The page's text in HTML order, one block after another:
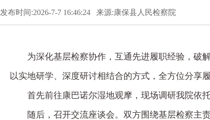
发布时间:2026-7-7 16:46:24 来源:康保县人民检察院
为深化基层检察协作，互通先进履职经验，破
以实地研学、深度研讨相结合的方式，全方位分享
首先前往康巴诺尔湿地观摩，现场调研我院依
随后，召开交流座谈会。双方围绕基层检察主